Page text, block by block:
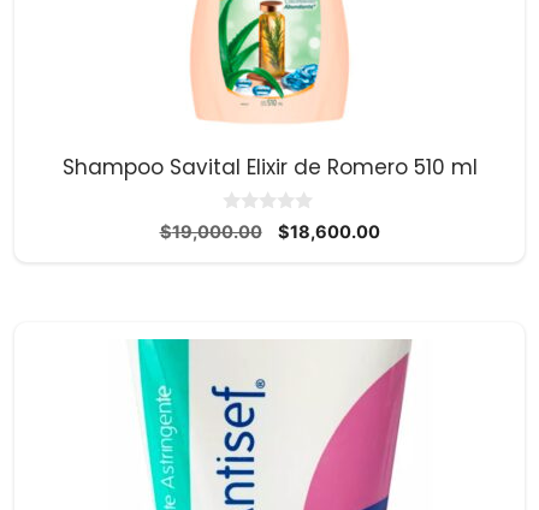
Shampoo Savital Elixir de Romero 510 ml
0
d
$19,000.00
El
$18,600.00El